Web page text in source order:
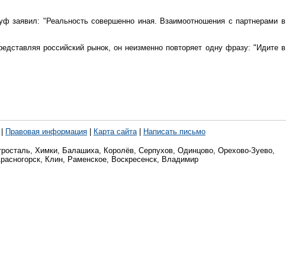
заявил: "Реальность совершенно иная. Взаимоотношения с партнерами в
российский рынок, он неизменно повторяет одну фразу: "Идите в
Правовая информация Карта сайта| Написать письмо
Химки, Балашиха, Королёв, Серпухов, Одинцово, Орехово-Зуево,
Клин, Раменское, Воскресенск, Владимир